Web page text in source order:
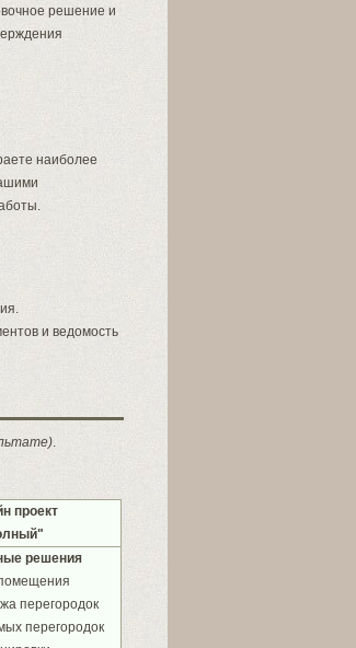
решение и
наиболее
и ведомость
.
проект
решения
перегородок
перегородок